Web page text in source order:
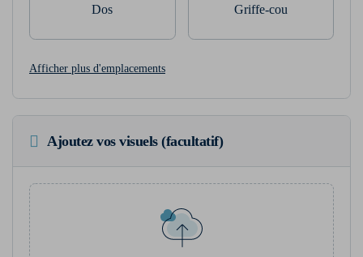
Dos Griffe-cou
Afficher plus d'emplacements
Ajoutez vos visuels (facultatif)